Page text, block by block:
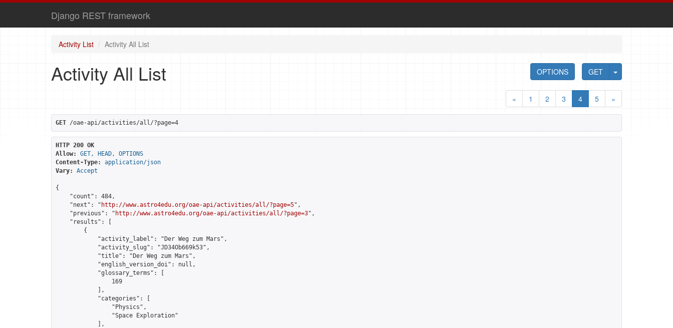
Django REST framework
Activity List Activity All List
GET
OPTIONS
Activity All List
« 1 2 3 4 5 »
GET /oae-api/activities/all/?page=4
HTTP 200 OK
Allow:
GET, HEAD, OPTIONS
Content-Type:
application/json
Vary:
Accept
{
    "count": 484,
    "next": "
http://www.astro4edu.org/oae-api/activities/all/?page=5",
    "previous": "
http://www.astro4edu.org/oae-api/activities/all/?page=3",
    "results": [
        {
            "activity_label": "Der Weg zum Mars",
            "activity_slug": "JD34Ob669k53",
            "title": "Der Weg zum Mars",
            "english_version_doi": null,
            "glossary_terms": [
                169
            ],
            "categories": [
                "Physics",
                "Space Exploration"
            ],